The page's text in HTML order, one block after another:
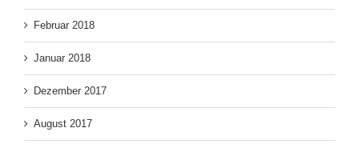
Februar 2018
Januar 2018
Dezember 2017
August 2017